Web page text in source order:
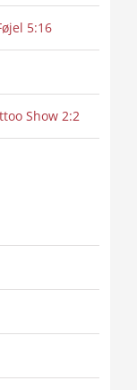
5:16
Show 2:2